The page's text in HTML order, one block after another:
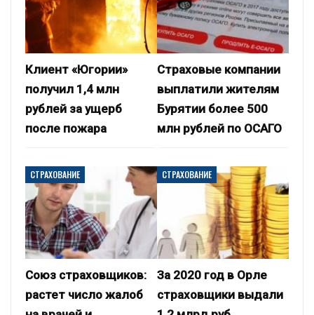
Клиент «Югории»
получил 1,4 млн
рублей за ущерб
после пожара
Страховые компании
выплатили жителям
Бурятии более 500
млн рублей по ОСАГО
СТРАХОВАНИЕ
Союз страховщиков:
растет число жалоб
СТРАХОВАНИЕ
За 2020 год в Орле
страховщики выдали